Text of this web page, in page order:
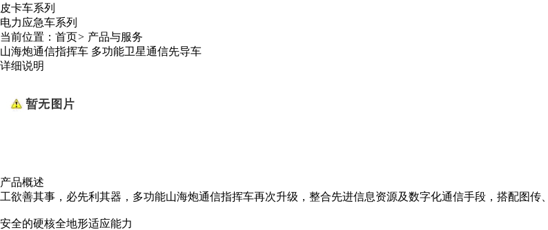
皮卡车系列
电力应急车系列
当前位置： 首页> 产品与服务
山海炮通信指挥车 多功能卫星通信先导车
详细说明
产品概述
工欲善其事，必先利其器，多功能山海炮通信指挥车再次升级，整合先进信息资源及数字化通信手段，搭配图传
安全的硬核全地形适应能力